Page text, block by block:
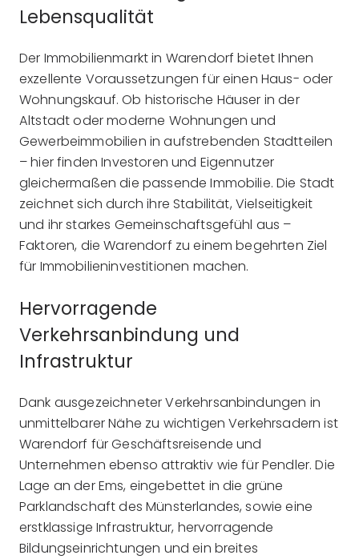
Lebensqualität
Der Immobilienmarkt in Warendorf bietet Ihnen
exzellente Voraussetzungen für einen Haus- oder
Wohnungskauf. Ob historische Häuser in der
Altstadt oder moderne Wohnungen und
Gewerbeimmobilien in aufstrebenden Stadtteilen
– hier finden Investoren und Eigennutzer
gleichermaßen die passende Immobilie. Die Stadt
zeichnet sich durch ihre Stabilität, Vielseitigkeit
und ihr starkes Gemeinschaftsgefühl aus –
Faktoren, die Warendorf zu einem begehrten Ziel
für Immobilieninvestitionen machen.
Hervorragende
Verkehrsanbindung und
Infrastruktur
Dank ausgezeichneter Verkehrsanbindungen in
unmittelbarer Nähe zu wichtigen Verkehrsadern ist
Warendorf für Geschäftsreisende und
Unternehmen ebenso attraktiv wie für Pendler. Die
Lage an der Ems, eingebettet in die grüne
Parklandschaft des Münsterlandes, sowie eine
erstklassige Infrastruktur, hervorragende
Bildungseinrichtungen und ein breites